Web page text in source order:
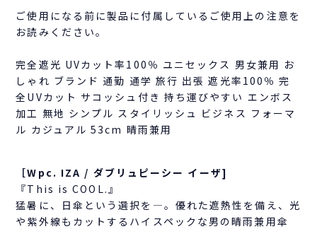
ご使用になる前に製品に付属しているご使用上の注意を
お読みください。
完全遮光 UVカット率100％ ユニセックス 男女兼用 お
しゃれ ブランド 通勤 通学 旅行 出張 遮光率100％ 完
全UVカット サコッシュ付き 持ち運びやすい エンボス
加工 無地 シンプル スタイリッシュ ビジネス フォーマ
ル カジュアル 53cm 晴雨兼用
［Wpc. IZA / ダブリュピーシー イーザ]
『This is COOL.』
猛暑に、日傘という選択を―。優れた遮熱性を備え、光
や紫外線もカットするハイスペックな男の晴雨兼用傘